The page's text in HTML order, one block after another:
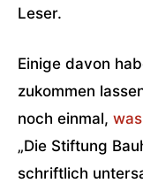
Leser.
Einige davon
zukommen
noch einmal,
„Die Stiftung
schriftlich